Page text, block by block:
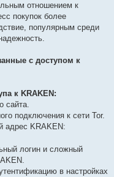
отношением к
покупок более
популярным среди
с доступом к
к KRAKEN:
сайта.
подключения к сети Tor.
адрес KRAKEN:
логин и сложный
в настройках